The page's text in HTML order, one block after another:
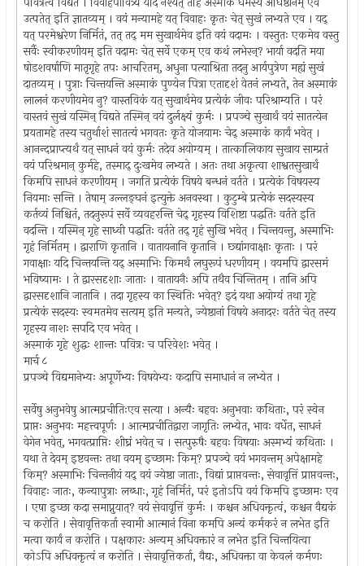
उत्पतेत् इति ज्ञातव्यम् । वयं मन्यामहे यत् विवाहः कृतः चेत् सुखं लभ्यते एव । यद्
यत् परमेश्वरेण निर्मितं, तत् तद् मम सुखार्थमेव इति वयं वदामः । वस्तुतः एकमेव वस्तु
सर्वैः स्वीकरणीयम् इति वदामः चेत् सर्वे एकम् एव कथं लभेरन्? भार्या वदति मया
षोडशवर्षाणि मातृगृहे तपः आचरितम्, अधुना पत्याश्रिता तदनु आर्यपुत्रेण मह्यं सुखं
दातव्यम् । पुत्राः चिन्तयन्ति अस्माकं पुण्येन पित्रा एतादृशं वेतनं लभ्यते, तेन अस्माकं
लालनं करणीयमेव नु? वास्तविकं यत् सुखार्थमेव प्रत्येकं जीवः परिश्राम्यति । परं
वास्तवं सुखं यस्मिन् विद्यते तस्मिन् वयं दुर्लक्ष्यं कुर्मः । प्रपञ्चे सुखार्थं वयं सातत्येन
प्रयतामहे तस्य चतुर्थाशं सातत्यं भगवतः कृते योजयामः चेद् अस्माकं कार्यं भवेत् ।
आनन्दप्राप्त्यर्थं यत् साधनं वयं कुर्मः तदेव अयोग्यम् । तात्कालिकाय सुखाय साम्प्रतं
वयं परिश्रमान् कुर्महे, तस्माद् दुःखमेव लभ्यते । अतः तथा अकृत्वा शाश्वतसुखार्थं
किमपि साधनं करणीयम् । जगति प्रत्येकं विषये बन्धनं वर्तते । प्रत्येकं विषयस्य
नियमाः सन्ति । तेषाम् उल्लङ्घनं इत्युक्ते अनवस्था । कुटुम्बे प्रत्येकं सदस्यस्य
कर्तव्यं निश्चितं, तदनुरूपं सर्वे व्यवहरन्ति चेद् गृहस्य विशिष्टा पद्धतिः वर्तते इति
वदन्ति । यस्मिन् गृहे साध्वी पद्धतिः वर्तते तद् गृहं सुखि भवेत् । चिन्तयन्तु, अस्माभिः
गृहं निर्मितम् । द्वाराणि कृतानि । वातायनानि कृतानि । छ्द्यांगवाक्षाः कृताः । परं
गवाक्षाः यदि चिन्तयन्ति यद् अस्माभिः किमर्थं लघुरूपं धरणीयम् । वयमपि द्वारसमं
भविष्यामः । ते द्वारसदृशाः जाताः । वातायनैः अपि तथैव चिन्तितम् । तानि अपि
द्वारसदृशानि जातानि । तदा गृहस्य का स्थितिः भवेत्? इदं यथा अयोग्यं तथा गृहे
प्रत्येकं सदस्यः स्वमतमेव सत्यम् इति मन्यते, ज्येष्ठानां विषये अनादरः वर्तते चेत् तस्य
गृहस्य नाशः सपदि एव भवेत् ।
अस्माकं गृहे शुद्धः शान्तः पवित्रः च परिवेशः भवेत् ।
मार्च ८
प्रपञ्चे विद्यमानेभ्यः अपूर्णेभ्यः विषयेभ्यः कदापि समाधानं न लभ्येत ।
सर्वेषु अनुभवेषु आत्मप्रचीतिःएव सत्या । अन्यैः बहवः अनुभवाः कथिताः, परं स्वेन
प्राप्तः अनुभवः महत्त्वपूर्णः । आत्मप्रचीतिद्वारा जागृतिः लभ्येत, भावः वर्धेत, साधनं
वेगेन भवेत्, भगवत्प्राप्तिः शीघ्रं भवेत् च । सत्पुरुषैः बहवः विषयाः अस्मभ्यं कथिताः ।
यथा ते देवम् इष्टवन्तः तथा वयम् इच्छामः किम्? प्रपञ्चे वयं भगवन्तम् अपेक्षामहे
किम्? अस्माभिः चिन्तनीयं यद् वयं ज्येष्ठा जाताः, विद्यां प्राप्तवन्तः, सेवावृत्तिं प्राप्तवन्तः,
विवाहः जातः, कन्यापुत्राः लब्धाः, गृहं निर्मितं, परं इतोऽपि वयं किमपि इच्छामः एव
। एषा इच्छा कदा समाप्नुयात्? वयं सेवावृत्तिं कुर्मः । कश्चन अधिवक्तृत्वं, कश्चन वैद्यकं
च करोति । सेवावृत्तिकर्ता स्वामी आत्मानं विना कमपि अन्यं कर्मकरं न लभेत इति
मत्वा कार्यं न करोति । पक्षकारः अन्यम् अधिवक्तारं न लभेत इति चिन्तयित्वा
कोऽपि अधिवक्तृत्वं न करोति । सेवावृत्तिकर्ता, वैद्यः, अधिवक्ता वा केवलं कर्मणः